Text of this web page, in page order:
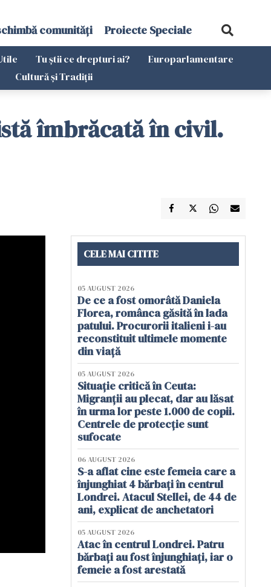
comunități Proiecte Speciale
Tu știi ce drepturi ai?
Europarlamentare
Cultură și Tradiții
îmbrăcată în civil.
CELE MAI CITITE
05 AUGUST 2026
De ce a fost omorâtă Daniela
Florea, românca găsită în lada
patului. Procurorii italieni i-au
reconstituit ultimele momente
din viață
05 AUGUST 2026
Situație critică în Ceuta:
Migranții au plecat, dar au lăsat
în urma lor peste 1.000 de copii.
Centrele de protecție sunt
sufocate
06 AUGUST 2026
S-a aflat cine este femeia care a
înjunghiat 4 bărbați în centrul
Londrei. Atacul Stellei, de 44 de
ani, explicat de anchetatori
05 AUGUST 2026
Atac în centrul Londrei. Patru
bărbați au fost înjunghiați, iar o
femeie a fost arestată